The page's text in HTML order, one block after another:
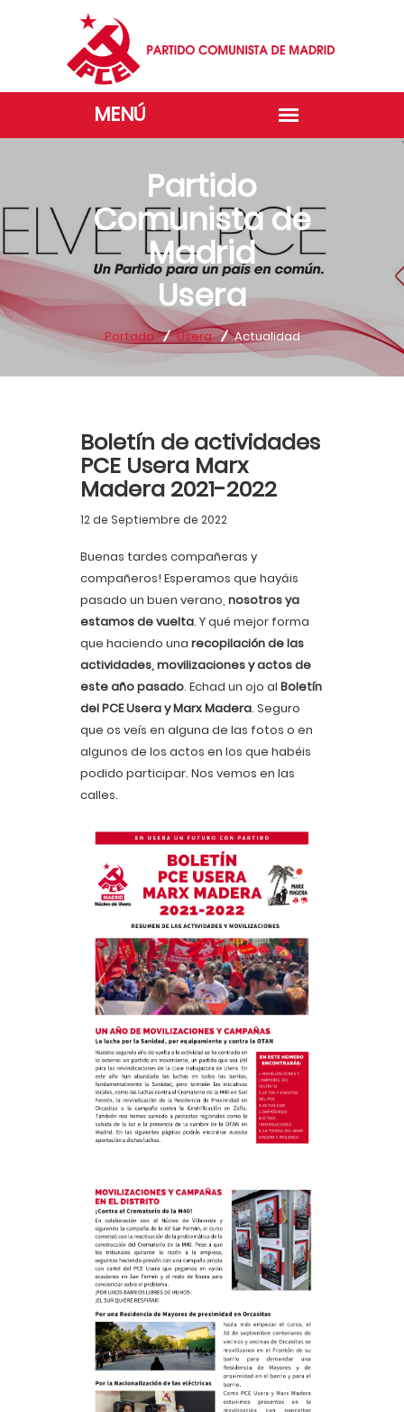
Partido
Comunista de
Madrid
Usera
Portada Usera Actualidad
Boletín de actividades
PCE Usera Marx
Madera 2021-2022
12 de Septiembre de 2022
Buenas tardes compañeras y
compañeros! Esperamos que hayáis
pasado un buen verano, nosotros ya
estamos de vuelta. Y qué mejor forma
que haciendo una recopilación de las
actividades, movilizaciones y actos de
este año pasado. Echad un ojo al Boletín
del PCE Usera y Marx Madera. Seguro
que os veís en alguna de las fotos o en
algunos de los actos en los que habéis
podido participar. Nos vemos en las
calles.